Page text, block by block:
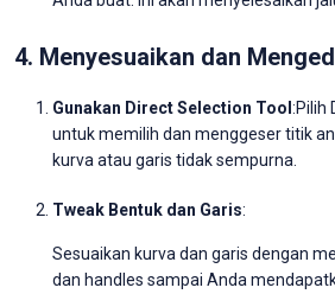
4. Menyesuaikan dan
Gunakan Direct Selection Tool :Pilih
untuk memilih dan menggeser titik
kurva atau garis tidak sempurna.
Tweak Bentuk dan Garis:
Sesuaikan kurva dan garis dengan
dan handles sampai Anda